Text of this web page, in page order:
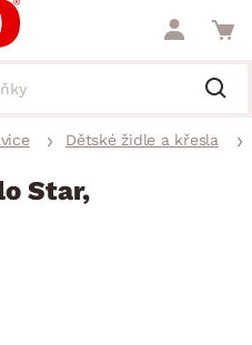
Dětské židle a křesla
Star,